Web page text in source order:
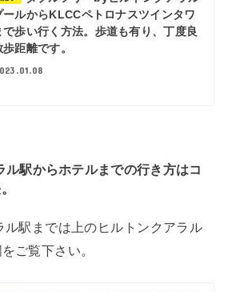
ールからKLCCペトロナスツインタワ
で歩い行く方法。歩道も有り、丁度良
歩距離です。
駅からホテルまでの行き方はコ
ル駅までは上のヒルトンクアラル
ご覧下さい。